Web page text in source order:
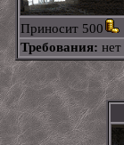
Приносит 500
Требования: нет